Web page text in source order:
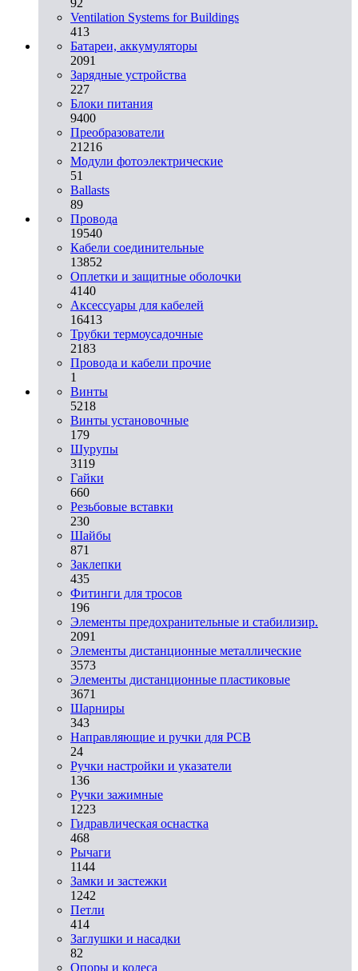
Ventilation Systems for Buildings
413
Батареи, аккумуляторы
2091
Зарядные устройства
227
Блоки питания
9400
Преобразователи
21216
Модули фотоэлектрические
51
Ballasts
89
Провода
19540
Кабели соединительные
13852
Оплетки и защитные оболочки
4140
Аксессуары для кабелей
16413
Трубки термоусадочные
2183
Провода и кабели прочие
1
Винты
5218
Винты установочные
179
Шурупы
3119
Гайки
660
Резьбовые вставки
230
Шайбы
871
Заклепки
435
Фитинги для тросов
196
Элементы предохранительные и стабилизир.
2091
Элементы дистанционные металлические
3573
Элементы дистанционные пластиковые
3671
Шарниры
343
Направляющие и ручки для PCB
24
Ручки настройки и указатели
136
Ручки зажимные
1223
Гидравлическая оснастка
468
Рычаги
1144
Замки и застежки
1242
Петли
414
Заглушки и насадки
82
Опоры и колеса